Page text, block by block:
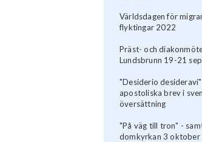
Världsdagen för
flyktingar 2022
Präst- och
Lundsbrunn 19-21
"Desiderio
apostoliska brev i
översättning
"På väg till tron" -
domkyrkan 3 oktober